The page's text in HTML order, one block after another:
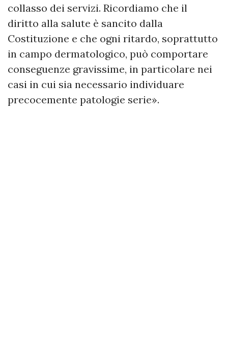
collasso dei servizi. Ricordiamo che il
diritto alla salute è sancito dalla
Costituzione e che ogni ritardo, soprattutto
in campo dermatologico, può comportare
conseguenze gravissime, in particolare nei
casi in cui sia necessario individuare
precocemente patologie serie».